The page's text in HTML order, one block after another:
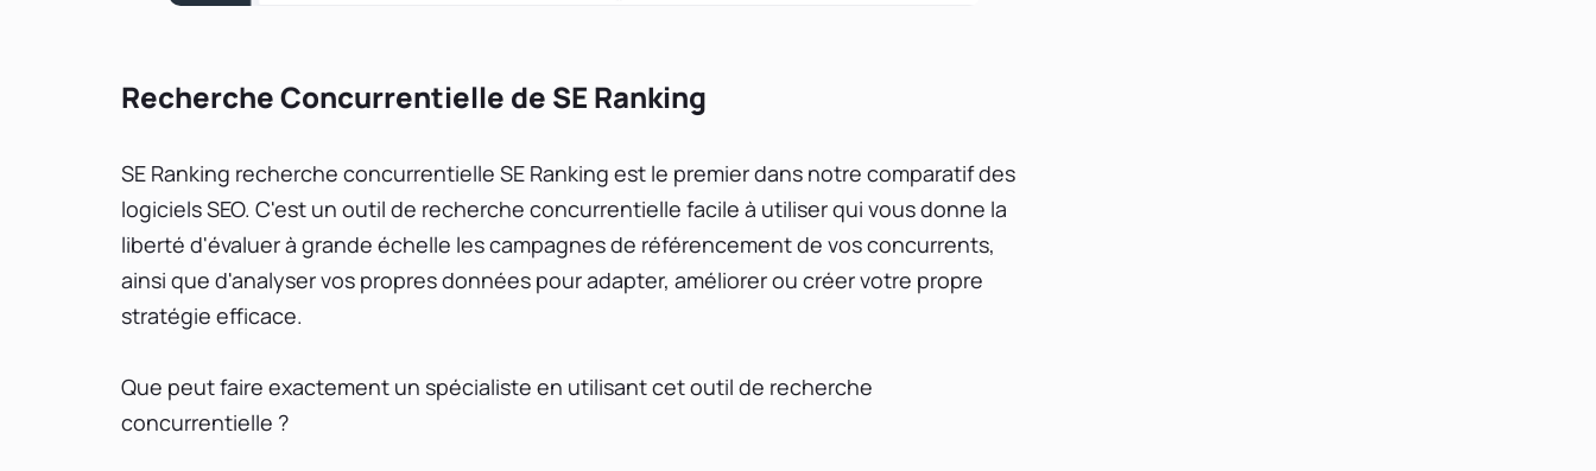
Recherche Concurrentielle de SE Ranking
SE Ranking recherche concurrentielle SE Ranking est le premier dans notre comparatif des
logiciels SEO. C'est un outil de recherche concurrentielle facile à utiliser qui vous donne la
liberté d'évaluer à grande échelle les campagnes de référencement de vos concurrents,
ainsi que d'analyser vos propres données pour adapter, améliorer ou créer votre propre
stratégie efficace.
Que peut faire exactement un spécialiste en utilisant cet outil de recherche
concurrentielle ?